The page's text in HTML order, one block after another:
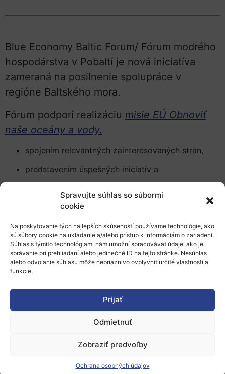
Spravujte súhlas so súbormi
cookie
Na poskytovanie tých najlepších skúseností používame technológie, ako
sú súbory cookie na ukladanie a/alebo prístup k informáciám o zariadení.
Súhlas s týmito technológiami nám umožní spracovávať údaje, ako je
správanie pri prehliadaní alebo jedinečné ID na tejto stránke. Nesúhlas
alebo odvolanie súhlasu môže nepriaznivo ovplyvniť určité vlastnosti a
funkcie.
Prijať
Odmietnuť
Zobraziť predvoľby
Ochrana osobných údajov
Blue Economy Baltic Forum/ Fórum modrého
hospodárstva v Pobaltí je nová iniciatíva
zameraná na posilnenie spolupráce v
regióne Baltského mora.
Fórum podporí realizáciu misie EÚ Obnoviť
naše oceány a vody.
spojením relevantných zainteresovaných strán,
predstavením úspešných iniciatív a
možnostiach financovania inovatívnych projektov.
Toto podujatie ponúka príležitosť získať
najnovšie informácie o možnostiach
financovania projektov v oblasti modrého
hospodárstva, ako aj na nadviazanie
Počas podujatia je naplánovaných:
množstvo zaujímavých intervencií,
pitching session – možnosť prezentovať svoju